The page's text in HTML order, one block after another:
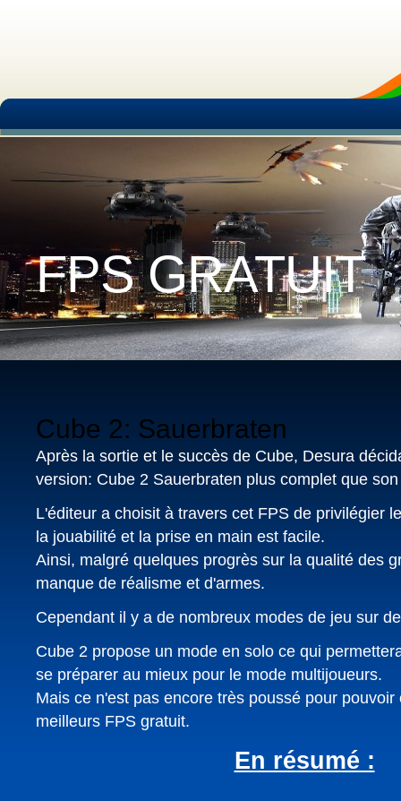
FPS GRATUIT
Cube 2: Sauerbraten
Après la sortie et le succès de Cube, Desura
version: Cube 2 Sauerbraten plus complet que
L'éditeur a choisit à travers cet FPS de privilégier
la jouabilité et la prise en main est facile.
Ainsi, malgré quelques progrès sur la qualité des
manque de réalisme et d'armes.
Cependant il y a de nombreux modes de jeu sur
Cube 2 propose un mode en solo ce qui
se préparer au mieux pour le mode multijoueurs.
Mais ce n'est pas encore très poussé pour pouvoir
meilleurs FPS gratuit.
En résumé :